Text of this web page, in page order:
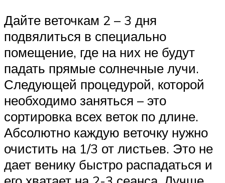
Дайте веточкам 2 – 3 дня
подвялиться в специально
помещение, где на них не будут
падать прямые солнечные лучи.
Следующей процедурой, которой
необходимо заняться – это
сортировка всех веток по длине.
Абсолютно каждую веточку нужно
очистить на 1/3 от листьев. Это не
дает венику быстро распадаться и